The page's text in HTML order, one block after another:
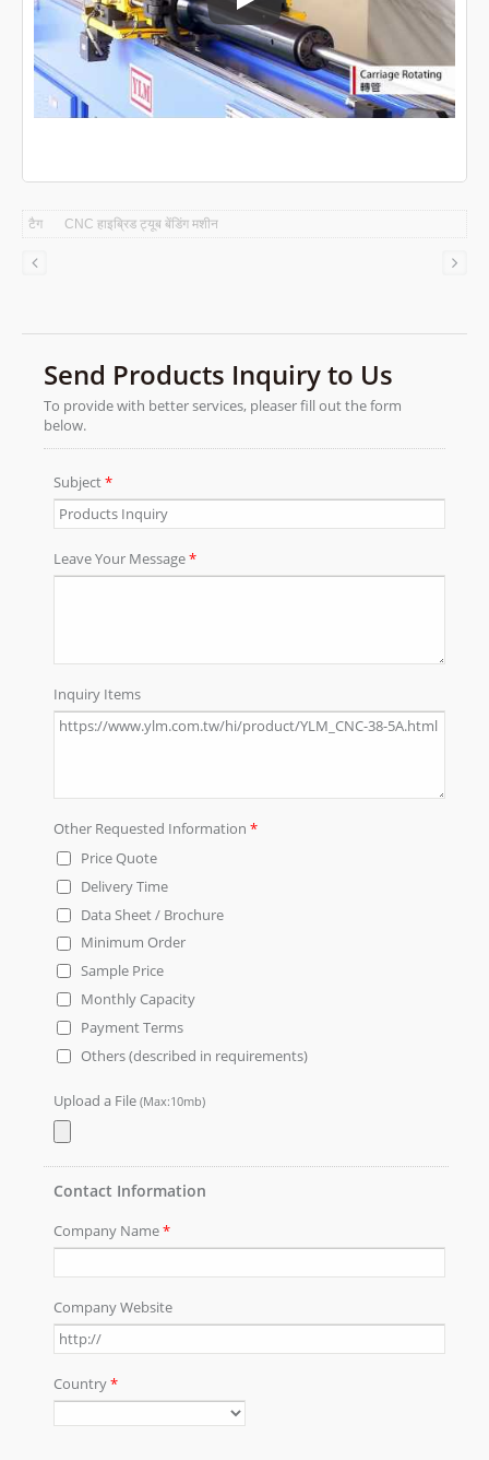
CNC ट्यूब बेंडिंग मशीन
टैग CNC हाइब्रिड ट्यूब बेंडिंग मशीन